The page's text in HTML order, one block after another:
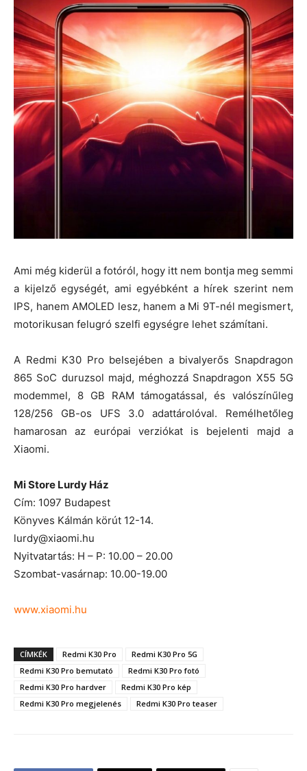
Ami még kiderül a fotóról, hogy itt nem bontja meg semmi
a kijelző egységét, ami egyébként a hírek szerint nem
IPS, hanem AMOLED lesz, hanem a Mi 9T-nél megismert,
motorikusan felugró szelfi egységre lehet számítani.
A Redmi K30 Pro belsejében a bivalyerős Snapdragon
865 SoC duruzsol majd, méghozzá Snapdragon X55 5G
modemmel, 8 GB RAM támogatással, és valószínűleg
128/256 GB-os UFS 3.0 adattárolóval. Remélhetőleg
hamarosan az európai verziókat is bejelenti majd a
Xiaomi.
Mi Store Lurdy Ház
Cím: 1097 Budapest
Könyves Kálmán körút 12-14.
lurdy@xiaomi.hu
Nyitvatartás: H – P: 10.00 – 20.00
Szombat-vasárnap: 10.00-19.00
www.xiaomi.hu
CÍMKÉK Redmi K30 Pro
Redmi K30 Pro 5G
Redmi K30 Pro bemutató
Redmi K30 Pro fotó
Redmi K30 Pro hardver
Redmi K30 Pro kép
Redmi K30 Pro megjelenés
Redmi K30 Pro teaser